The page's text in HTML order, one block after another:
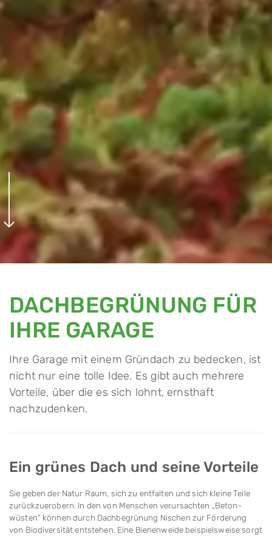
DACHBEGRÜNUNG FÜR
IHRE GARAGE
Ihre Garage mit einem Gründach zu be­de­cken, ist
nicht nur eine tolle Idee. Es gibt auch mehrere
Vorteile, über die es sich lohnt, ernsthaft
nachzudenken.
Ein grünes Dach und seine Vorteile
Sie geben der Natur Raum, sich zu entfalten und sich kleine Teile
zurückzuerobern. In den von Men­schen ver­ursachten „Beton­
wüsten“ können durch Dach­be­grü­nung Nischen zur Förderung
von Bio­di­ver­sität entstehen. Eine Bienenweide beispielsweise sorgt